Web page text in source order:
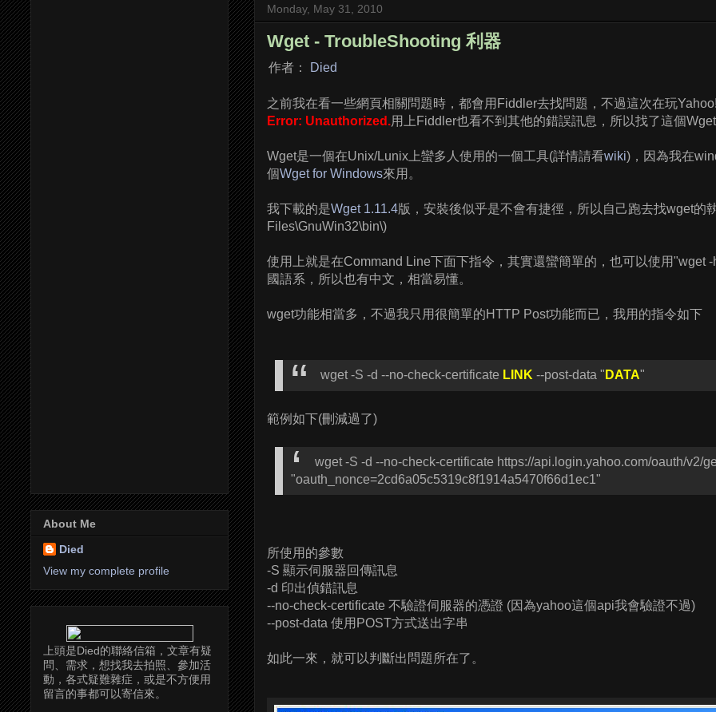
Monday, May 31, 2010
Wget - TroubleShooting 利器
作者： Died
之前我在看一些網頁相關問題時，都會用Fiddler去找問題，不過這次在玩
Error: Unauthorized.用上Fiddler也看不到其他的錯誤訊息，所以找了這個
Wget是一個在Unix/Lunix上蠻多人使用的一個工具(詳情請看wiki)，因為我在
個Wget for Windows來用。
我下載的是Wget 1.11.4版，安裝後似乎是不會有捷徑，所以自己跑去找wget的
Files\GnuWin32\bin\)
使用上就是在Command Line下面下指令，其實還蠻簡單的，也可以使用"wget
國語系，所以也有中文，相當易懂。
wget功能相當多，不過我只用很簡單的HTTP Post功能而已，我用的指令如下
wget -S -d --no-check-certificate LINK --post-data " DATA"
範例如下(刪減過了)
wget -S -d --no-check-certificate https://api.login.yahoo.com/oauth/v2/
"oauth_nonce=2cd6a05c5319c8f1914a5470f66d1ec1"
所使用的參數
-S 顯示伺服器回傳訊息
-d 印出偵錯訊息
--no-check-certificate 不驗證伺服器的憑證 (因為yahoo這個api我會驗證不過)
--post-data 使用POST方式送出字串
如此一來，就可以判斷出問題所在了。
About Me
Died
View my complete profile
上頭是Died的聯絡信箱，文章有疑
問、需求，想找我去拍照、參加活
動，各式疑難雜症，或是不方便用
留言的事都可以寄信來。